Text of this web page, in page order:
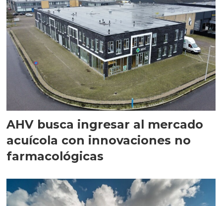
AHV busca ingresar al mercado
acuícola con innovaciones no
farmacológicas